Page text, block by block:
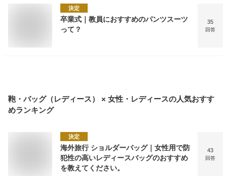
決定
卒業式｜教員におすすめのパンツスーツ
って？
35
回答
鞄・バッグ（レディース） × 女性・レディースの人気おすす
めランキング
決定
海外旅行 ショルダーバッグ｜女性用で防
犯性の高いレディースバッグのおすすめ
を教えてください。
43
回答